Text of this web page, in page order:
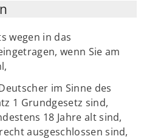
wegen in das
wenn Sie am
im Sinne des
1 Grundgesetz sind,
18 Jahre alt sind,
ausgeschlossen sind,